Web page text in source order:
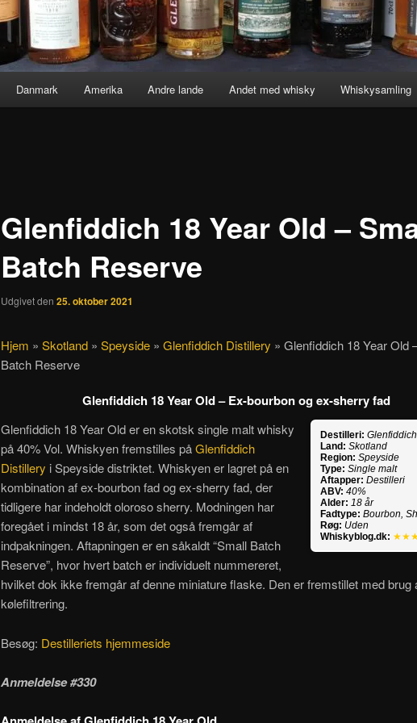
Danmark Amerika Andre lande Andet med whisky Whiskysamling
Glenfiddich 18 Year Old –
Batch Reserve
Udgivet den 25. oktober 2021
Hjem » Skotland» Speyside» Glenfiddich Distillery » Glenfiddich 18 Year Old
Batch Reserve
Glenfiddich 18 Year Old – Ex-bourbon og ex-sherry fad
Destilleri: Glenfiddich
Land: Skotland
Region: Speyside
Type: Single malt
Aftapper: Destilleri
ABV: 40%
Alder: 18 år
Fadtype: Bourbon,
Røg: Uden
Whiskyblog.dk:
Glenfiddich 18 Year Old er en skotsk single malt whisky
på 40% Vol. Whiskyen fremstilles påGlenfiddich
Distillery i Speyside distriktet. Whiskyen er lagret på en
kombination af ex-bourbon fad og ex-sherry fad, der
tidligere har indeholdt oloroso sherry. Modningen har
foregået i mindst 18 år, som det også fremgår af
indpakningen. Aftapningen er en såkaldt “Small Batch
Reserve”, hvor hvert batch er individuelt nummereret,
hvilket dok ikke fremgår af denne miniature flaske. Den er fremstillet med brug
kølefiltrering.
Besøg: Destilleriets hjemmeside
Anmeldelse #330